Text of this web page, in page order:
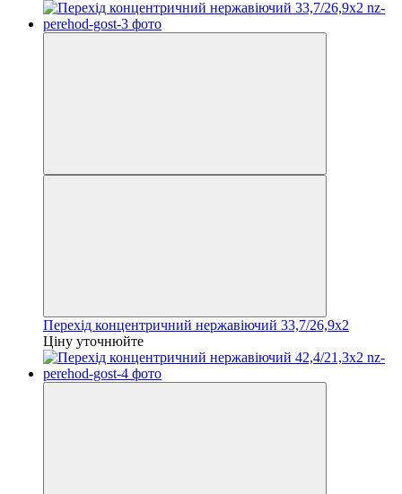
Перехід концентричний нержавіючий 33,7/26,9х2
Ціну уточнюйте